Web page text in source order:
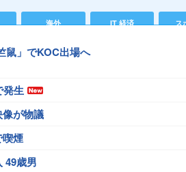
海外 IT 経済 ス
鼠」でKOC出場へ
発生
が物議
煙
49歳男